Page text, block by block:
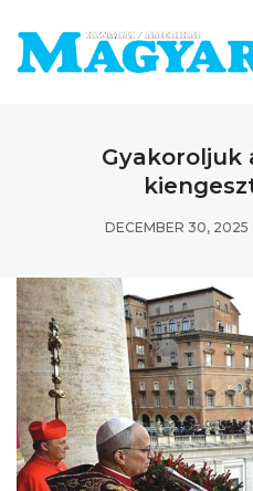
Gyakoroljuk
DECEMBER 30, 2025